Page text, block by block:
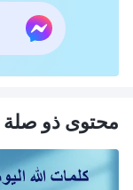
محتوى ذو صلة